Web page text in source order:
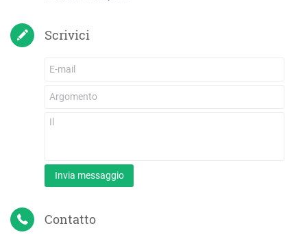
Scrivici
Invia messaggio
Contatto